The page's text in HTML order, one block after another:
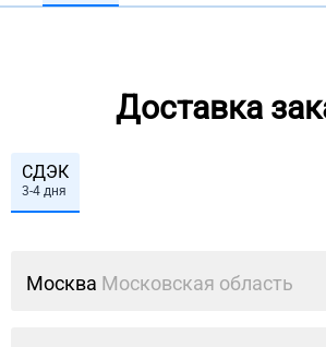
Доставка
СДЭК
3-4 дня
Москва Московская область